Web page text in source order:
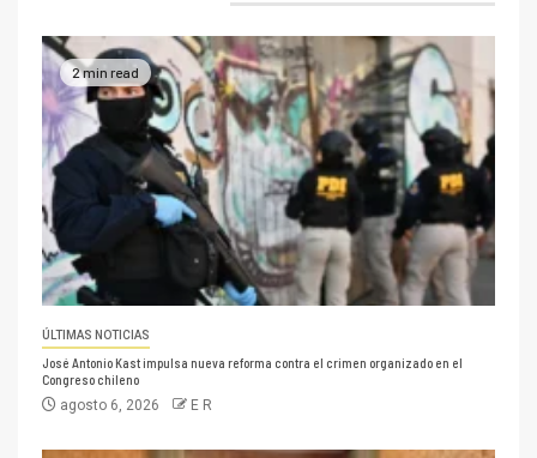
2 min read
ÚLTIMAS NOTICIAS
José Antonio Kast impulsa nueva reforma contra el crimen organizado en el
Congreso chileno
agosto 6, 2026 E R